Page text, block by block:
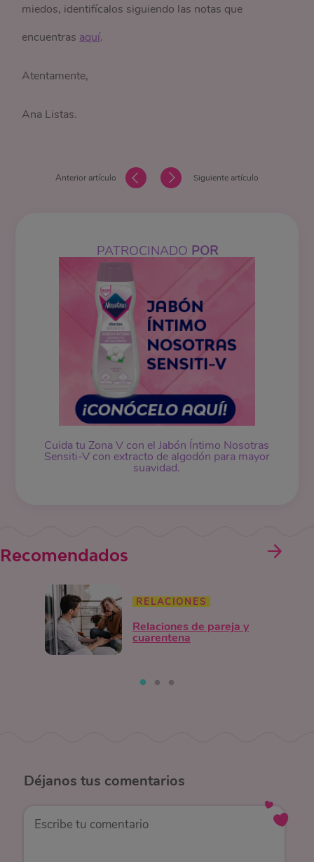
miedos, identifícalos siguiendo las notas que
encuentras aquí.
Atentamente,
Ana Listas.
Anterior artículo Siguiente artículo
PATROCINADO POR
Cuida tu Zona V con el Jabón Íntimo Nosotras
Sensiti-V con extracto de algodón para mayor
suavidad.
Recomendados
RELACIONES
Relaciones de pareja y
cuarentena
Déjanos tus comentarios